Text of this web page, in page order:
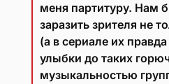
меня партитуру. Нам
заразить зрителя не
(а в сериале их
улыбки до таких
музыкальностью